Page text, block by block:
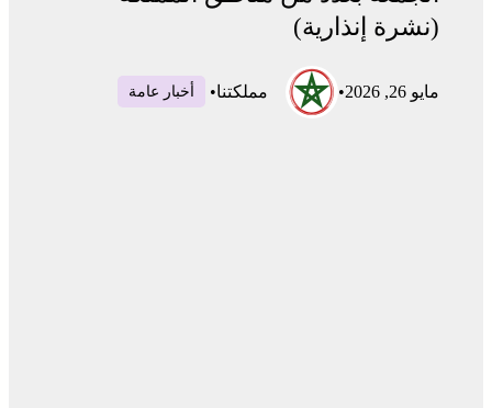
(نشرة إنذارية)
مايو 26, 2026 • مملكتنا• أخبار عامة